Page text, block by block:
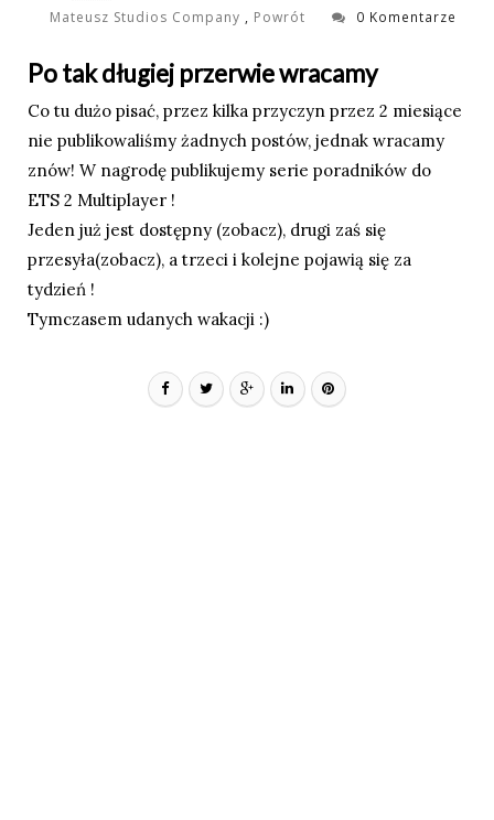
Mateusz Studios Company , Powrót 0 Komentarze
Po tak długiej przerwie wracamy
Co tu dużo pisać, przez kilka przyczyn przez 2 miesiące
nie publikowaliśmy żadnych postów, jednak wracamy
znów! W nagrodę publikujemy serie poradników do
ETS 2 Multiplayer !
Jeden już jest dostępny (zobacz), drugi zaś się
przesyła(zobacz), a trzeci i kolejne pojawią się za
tydzień !
Tymczasem udanych wakacji :)